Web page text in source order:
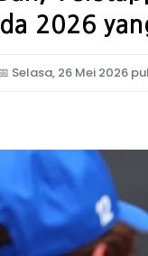
2026
Selasa, 26 Mei 2026